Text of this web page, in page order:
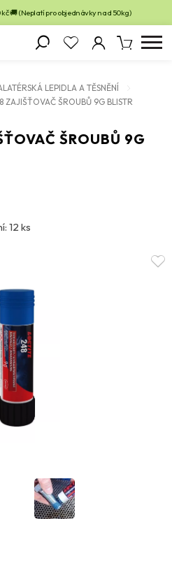
🚚 (Neplatí pro objednávky nad 50kg)
LEPIDLA A TĚSNĚNÍ
ZAJIŠŤOVAČ ŠROUBŮ 9G BLISTR
ŠROUBŮ 9G
12 ks